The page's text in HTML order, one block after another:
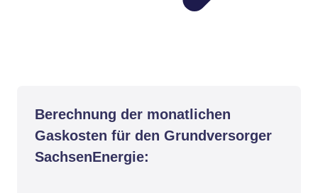
Berechnung der monatlichen
Gaskosten für den Grundversorger
SachsenEnergie: